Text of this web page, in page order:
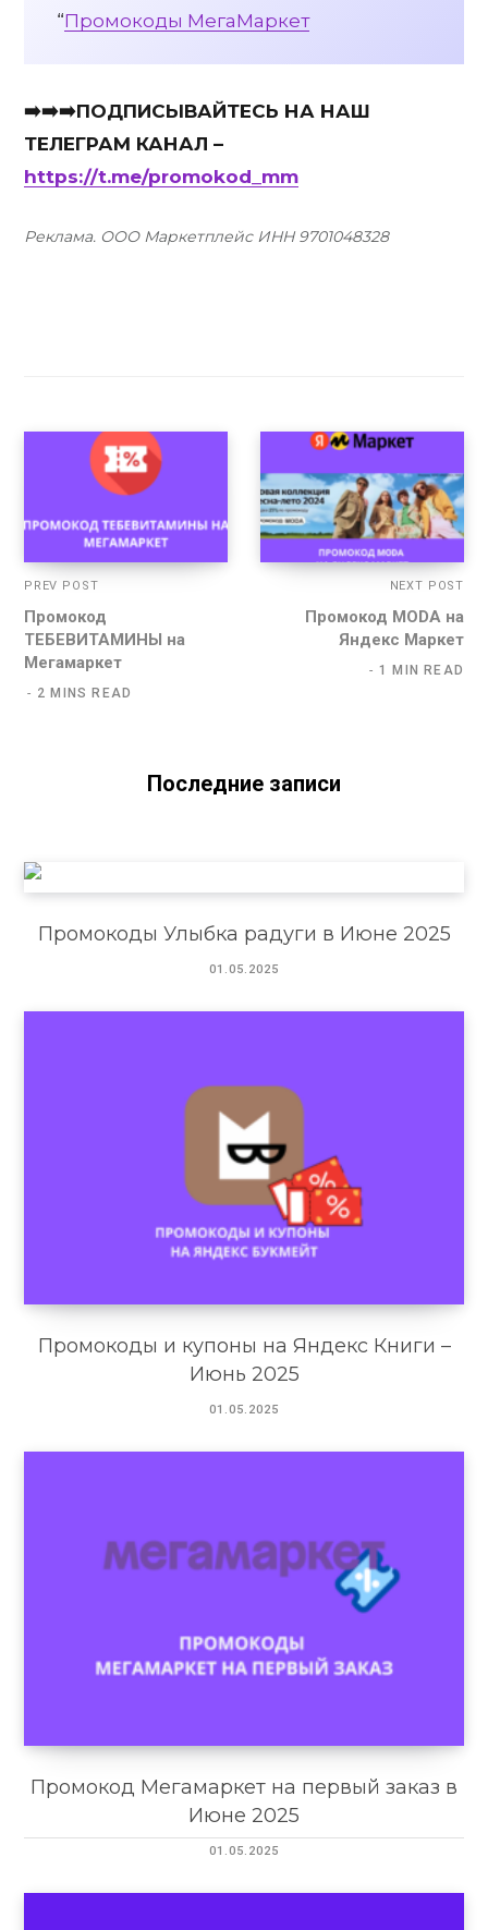
“Промокоды МегаМаркет
➡️➡️➡️ПОДПИСЫВАЙТЕСЬ НА НАШ
ТЕЛЕГРАМ КАНАЛ –
https://t.me/promokod_mm
Реклама. ООО Маркетплейс ИНН 9701048328
PREV POST
Промокод
ТЕБЕВИТАМИНЫ на
Мегамаркет
2 MINS READ
NEXT POST
Промокод MODA на
Яндекс Маркет
1 MIN READ
Последние записи
Промокоды Улыбка радуги в Июне 2025
01.05.2025
Промокоды и купоны на Яндекс Книги –
Июнь 2025
01.05.2025
Промокод Мегамаркет на первый заказ в
Июне 2025
01.05.2025